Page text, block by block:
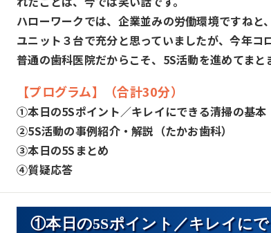
ハローワークでは、企業並みの労働環境ですねと
ユニット３台で充分と思っていましたが、今年コ
普通の歯科医院だからこそ、5S活動を進めてまと
【プログラム】（合計30分）
①本日の5Sポイント／キレイにできる清掃の基本
②5S活動の事例紹介・解説（たかお歯科）
③本日の5Sまとめ
④質疑応答
①本日の5Sポイント／キレイに